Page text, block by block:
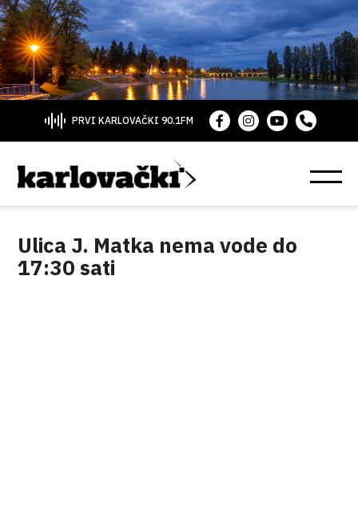
PRVI KARLOVAČKI 90.1FM
Ulica J. Matka nema vode do
17:30 sati